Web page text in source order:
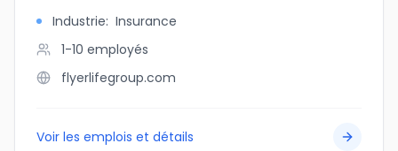
Industrie: Insurance
1-10 employés
flyerlifegroup.com
Voir les emplois et détails